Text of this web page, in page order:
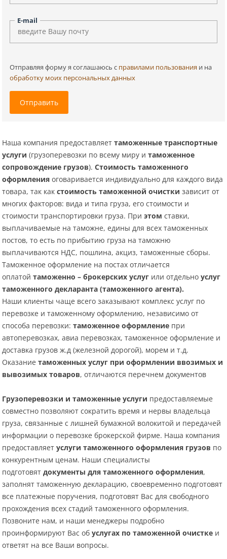
E-mail
Отправляя форму я соглашаюсь c правилами пользования и на
обработку моих персональных данных
Отправить
Наша компания предоставляеттаможенные транспортные
услуги (грузоперевозки по всему миру итаможенное
сопровождение грузов).Стоимость таможенного
оформления оговаривается индивидуально для каждого вида
товара, так какстоимость таможенной очистки зависит от
многих факторов: вида и типа груза, его стоимости и
стоимости транспортировки груза. Приэтом ставки,
выплачиваемые на таможне, едины для всех таможенных
постов, то есть по прибытию груза на таможню
выплачиваются НДС, пошлина, акциз, таможенные сборы.
Таможенное оформление на постах отличается
оплатойтаможенно – брокерских услуг или отдельноуслуг
таможенного декларанта (таможенного агента).
Наши клиенты чаще всего заказывают комплекс услуг по
перевозке и таможенному оформлению, независимо от
способа перевозки:таможенное оформление при
автоперевозках, авиа перевозках, таможенное оформление и
доставка грузов ж.д (железной дорогой), морем и т.д.
Оказаниетаможенных услуг при оформлении ввозимых и
вывозимых товаров, отличаются перечнем документов
Грузоперевозки и таможенные услуги предоставляемые
совместно позволяют сократить время и нервы владельца
груза, связанные с лишней бумажной волокитой и передачей
информации о перевозке брокерской фирме. Наша компания
предоставляетуслуги таможенного оформления грузов по
конкурентным ценам. Наши специалисты
подготовятдокументы для таможенного оформления,
заполнят таможенную декларацию, своевременно подготовят
все платежные поручения, подготовят Вас для свободного
прохождения всех стадий таможенного оформления.
Позвоните нам, и наши менеджеры подробно
проинформируют Вас обуслугах по таможенной очистке и
ответят на все Ваши вопросы.